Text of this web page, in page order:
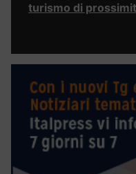
turismo di